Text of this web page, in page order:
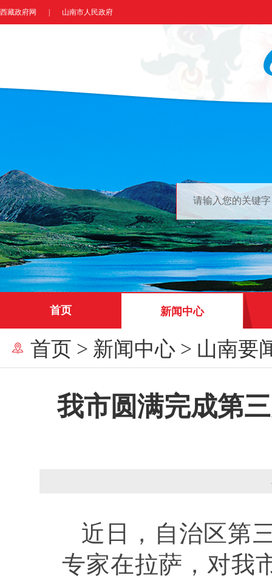
西藏政府网 山南市人民政府
首页 新闻中心
首页 > 新闻中心 > 山南要
我市圆满完成第
近日，自治区第
专家在拉萨，对我